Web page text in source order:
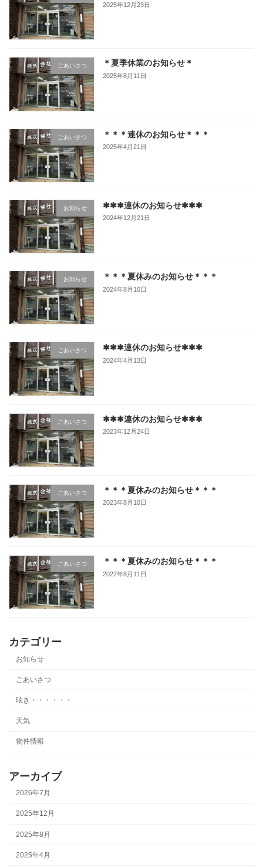
2025年12月23日
ごあいさつ ＊夏季休業のお知らせ＊
2025年8月11日
ごあいさつ ＊＊＊連休のお知らせ＊＊＊
2025年4月21日
お知らせ ✱✱✱連休のお知らせ✱✱✱
2024年12月21日
お知らせ ＊＊＊夏休みのお知らせ＊＊＊
2024年8月10日
ごあいさつ ✱✱✱連休のお知らせ✱✱✱
2024年4月13日
ごあいさつ ✱✱✱連休のお知らせ✱✱✱
2023年12月24日
ごあいさつ ＊＊＊夏休みのお知らせ＊＊＊
2023年8月10日
ごあいさつ ＊＊＊夏休みのお知らせ＊＊＊
2022年8月11日
カテゴリー
お知らせ
ごあいさつ
呟き・・・・・・
天気
物件情報
アーカイブ
2026年7月
2025年12月
2025年8月
2025年4月